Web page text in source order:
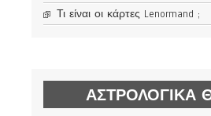
Τι είναι οι κάρτες Lenormand ;
ΑΣΤΡΟΛΟΓΙΚΆ